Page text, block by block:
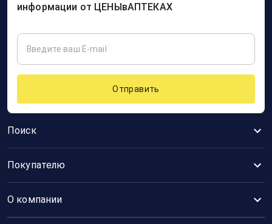
Поиск
Покупателю
О компании
информации от ЦЕНЫвАПТЕКАХ
Отправить